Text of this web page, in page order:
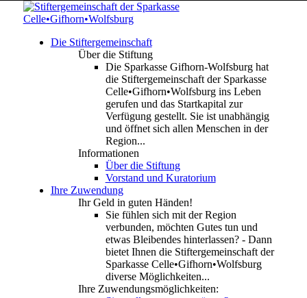
Die Stiftergemeinschaft
Über die Stiftung
Die Sparkasse Gifhorn-Wolfsburg hat
die Stiftergemeinschaft der Sparkasse
Celle•Gifhorn•Wolfsburg ins Leben
gerufen und das Startkapital zur
Verfügung gestellt. Sie ist unabhängig
und öffnet sich allen Menschen in der
Region...
Informationen
Über die Stiftung
Vorstand und Kuratorium
Ihre Zuwendung
Ihr Geld in guten Händen!
Sie fühlen sich mit der Region
verbunden, möchten Gutes tun und
etwas Bleibendes hinterlassen? - Dann
bietet Ihnen die Stiftergemeinschaft der
Sparkasse Celle•Gifhorn•Wolfsburg
diverse Möglichkeiten...
Ihre Zuwendungsmöglichkeiten: